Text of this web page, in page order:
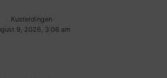
Kusterdingen
9, 2026, 3:06 am